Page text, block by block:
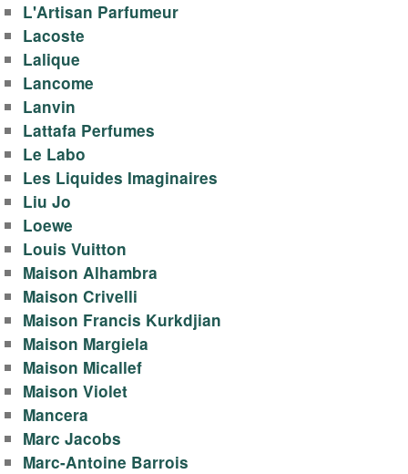
L'Artisan Parfumeur
Lacoste
Lalique
Lancome
Lanvin
Lattafa Perfumes
Le Labo
Les Liquides Imaginaires
Liu Jo
Loewe
Louis Vuitton
Maison Alhambra
Maison Crivelli
Maison Francis Kurkdjian
Maison Margiela
Maison Micallef
Maison Violet
Mancera
Marc Jacobs
Marc-Antoine Barrois